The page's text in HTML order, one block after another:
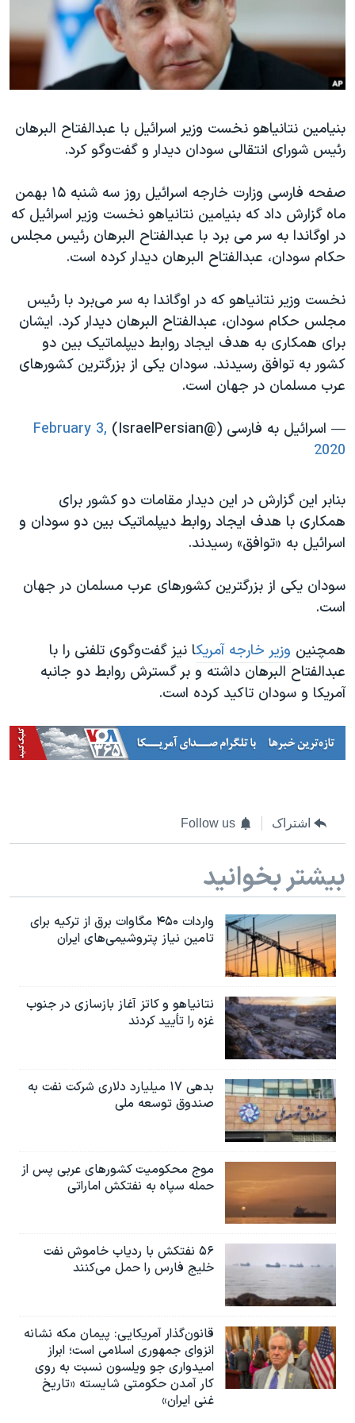
حقوق شهروندی
اقتصادی
اسرائیل در جنگ
گالری عکس
آرشیو پخش زنده
انتخابات ریاست جمهوری آمریکا ۲۰۲۴
حمله جمهوری اسلامی به اسرائیل
ورزش زنان در ایران
اعتراضات زن، زندگی، آزادی
مجموعه مستندهای دادخواهی
تریبونال مردمی آبان ۹۸
دادگاه حمید نوری
قانون شفافیت دارائی کادر رهبری ایران
اعتراضات مردمی آبان ۹۸
اسرائیل در جنگ
نرگس محمدی برنده جایزه نوبل صلح
صفحه‌های ویژه
زبانهای مختلف
بنیامین نتانیاهو نخست وزیر اسرائیل با عبدالفتاح البرهان
رئیس شورای انتقالی سودان دیدار و گفت‌وگو کرد.
صفحه فارسی وزارت خارجه اسرائیل روز سه شنبه ۱۵ بهمن
ماه گزارش داد که بنیامین نتانیاهو نخست وزیر اسرائیل که
در اوگاندا به سر می برد با عبدالفتاح البرهان رئیس مجلس
حکام سودان، عبدالفتاح البرهان دیدار کرده است.
نخست وزیر نتانیاهو که در اوگاندا به سر می‌برد با رئیس
مجلس حکام سودان، عبدالفتاح البرهان دیدار کرد. ایشان
برای همکاری به هدف ایجاد روابط دیپلماتیک بین دو
کشور به توافق رسیدند. سودان یکی از بزرگترین کشورهای
عرب مسلمان در جهان است.
— اسرائیل به فارسی (@IsraelPersian)
February 3,
2020
بنابر این گزارش در این دیدار مقامات دو کشور برای
همکاری با هدف ایجاد روابط دیپلماتیک بین دو سودان و
اسرائیل به «توافق» رسیدند.
سودان یکی از بزرگترین کشورهای عرب مسلمان در جهان
است.
همچنین وزیر خارجه آمریکا نیز گفت‌وگوی تلفنی را با
عبدالفتاح البرهان داشته و بر گسترش روابط دو جانبه
آمریکا و سودان تاکید کرده است.
اشتراک Follow us
بیشتر بخوانید
واردات ۴۵۰ مگاوات برق از ترکیه برای
تامین نیاز پتروشیمی‌های ایران
نتانیاهو و کاتز آغاز بازسازی در جنوب
غزه را تأیید کردند
بدهی ۱۷ میلیارد دلاری شرکت نفت به
صندوق توسعه ملی
موج محکومیت کشورهای عربی پس از
حمله سپاه به نفتکش اماراتی
۵۶ نفتکش با ردیاب خاموش نفت
خلیج فارس را حمل می‌کنند
قانون‌گذار آمریکایی: پیمان مکه نشانه
انزوای جمهوری اسلامی است؛ ابراز
امیدواری جو ویلسون نسبت به روی
کار آمدن حکومتی شایسته «تاریخ
غنی ایران»